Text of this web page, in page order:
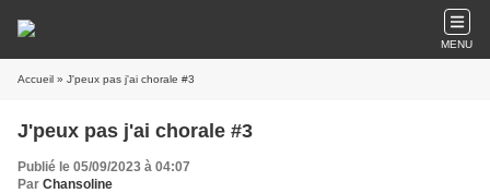
MENU
Accueil » J'peux pas j'ai chorale #3
J'peux pas j'ai chorale #3
Publié le 05/09/2023 à 04:07
Par Chansoline